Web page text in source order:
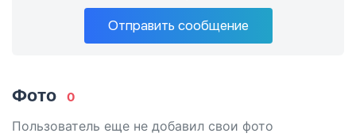
Отправить сообщение
Фото 0
Пользователь еще не добавил свои фото